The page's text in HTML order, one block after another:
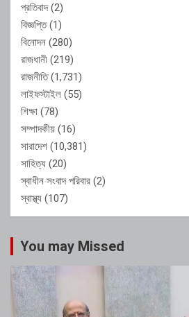
প্রতিবাদ(2)
বিজ্ঞপ্তি(1)
বিনোদন (280)
রাজধানী (219)
রাজনীতি(1,731)
লাইফস্টাইল (55)
শিক্ষা (78)
সম্পাদকীয় (16)
সারাদেশ (10,381)
সাহিত্য (20)
স্বাধীন সংবাদ পরিবার (2)
স্বাস্থ্য (107)
You may Missed